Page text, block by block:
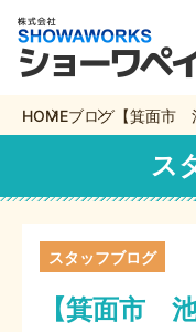
HOMEブログ 【箕面市
ス
【箕面市
スタッフブログ